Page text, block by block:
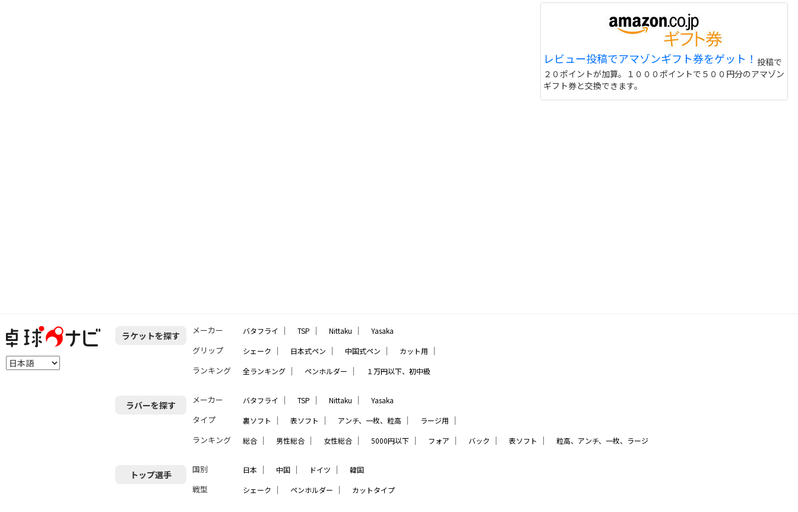
レビュー投稿でアマゾンギフト券をゲット！ 投稿で
２０ポイントが加算。１０００ポイントで５００円分のアマゾン
ギフト券と交換できます。
ラケットを探す メーカー バタフライ ｜ TSP ｜ Nittaku ｜ Yasaka
グリップ シェーク ｜ 日本式ペン ｜ 中国式ペン ｜ カット用 ｜
ランキング 全ランキング ｜ ペンホルダー ｜ １万円以下、初中級
ラバーを探す メーカー バタフライ ｜ TSP ｜ Nittaku ｜ Yasaka
タイプ 裏ソフト ｜ 表ソフト ｜ アンチ、一枚、粒高 ｜ ラージ用 ｜
ランキング 総合 ｜ 男性総合 ｜ 女性総合 ｜ 5000円以下 ｜ フォア ｜ バック ｜ 表ソフト ｜ 粒高、アンチ、一枚、ラージ
トップ選手 国別 日本 ｜ 中国 ｜ ドイツ ｜ 韓国
戦型 シェーク ｜ ペンホルダー ｜ カットタイプ